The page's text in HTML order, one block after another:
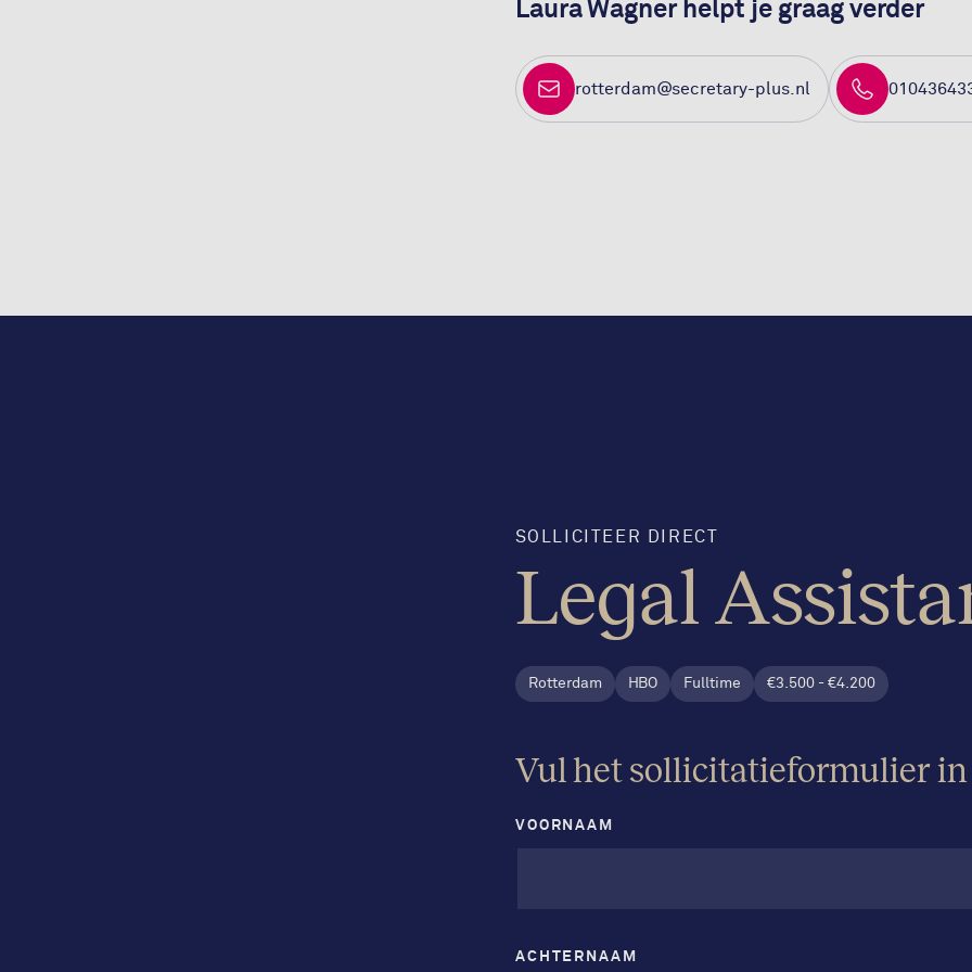
rotterdam@secretary-plus.nl
SOLLICITEER DIRECT
Legal
Rotterdam HBO Fulltime €3.500 - €4.200
Vul het sollicitatieformulier in
VOORNAAM
ACHTERNAAM